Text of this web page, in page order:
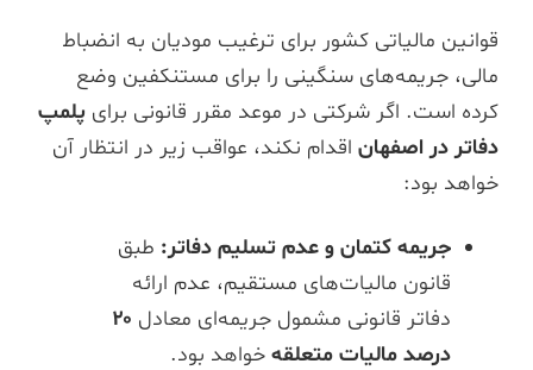
قوانین مالیاتی کشور برای ترغیب مودیان به انضباط
مالی، جریمه‌های سنگینی را برای مستنکفین وضع
کرده است. اگر شرکتی در موعد مقرر قانونی برای پلمپ
دفاتر در اصفهاناقدام نکند، عواقب زیر در انتظار آن
خواهد بود:
جریمه کتمان و عدم تسلیم دفاتر: طبق
قانون مالیات‌های مستقیم، عدم ارائه
دفاتر قانونی مشمول جریمه‌ای معادل ۲۰
درصد مالیات متعلقه‌خواهد بود.